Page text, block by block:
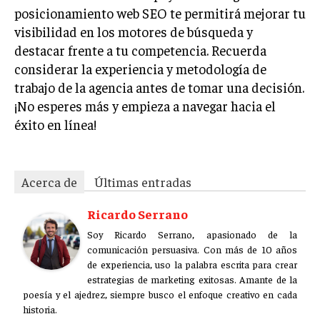
ÉTICA EMPRESARIAL Y RESPONSABILIDAD
SOCIAL
BLOG
Acerca de Últimas entradas
Soy Ricardo Serrano, apasionado de la
comunicación persuasiva. Con más de 10 años de
estrategias de marketing exitosas. Amante de la
poesía y el ajedrez, siempre busco el enfoque creativo en cada
historia.
Aparece en periódicos digitales y domina los buscadores,
Infórmate aquí.
posicionamiento web SEO te permitirá mejorar tu
visibilidad en los motores de búsqueda y
destacar frente a tu competencia. Recuerda
considerar la experiencia y metodología de
trabajo de la agencia antes de tomar una decisión.
¡No esperes más y empieza a navegar hacia el
éxito en línea!
Acerca de
Últimas entradas
Ricardo Serrano
Soy Ricardo Serrano, apasionado de la
comunicación persuasiva. Con más de 10 años
de experiencia, uso la palabra escrita para crear
estrategias de marketing exitosas. Amante de la
poesía y el ajedrez, siempre busco el enfoque creativo en cada
historia.